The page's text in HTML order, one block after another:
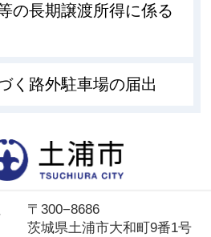
の長期譲渡所得に係る
く路外駐車場の届出
〒300−8686
茨城県土浦市大和町9番1号